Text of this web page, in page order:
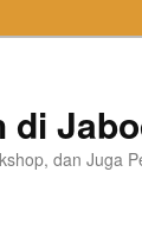
di
dan Juga